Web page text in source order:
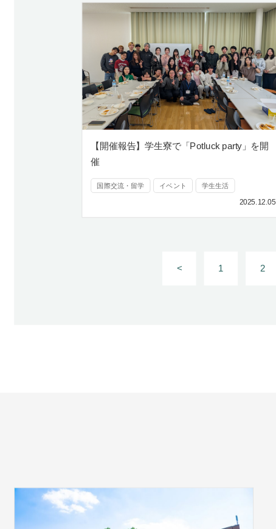
【開催報告】学生寮で「Potluck party」を開
催
国際交流・留学 イベント 学生生活
2025.12.05
< 1 2